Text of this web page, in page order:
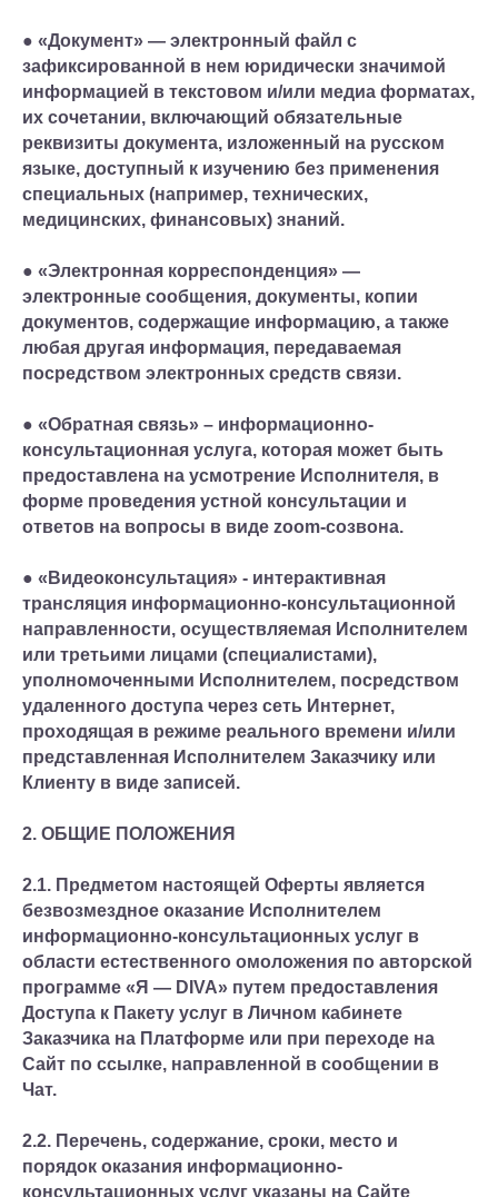
● «Документ» — электронный файл с
зафиксированной в нем юридически значимой
информацией в текстовом и/или медиа форматах,
их сочетании, включающий обязательные
реквизиты документа, изложенный на русском
языке, доступный к изучению без применения
специальных (например, технических,
медицинских, финансовых) знаний.
● «Электронная корреспонденция» —
электронные сообщения, документы, копии
документов, содержащие информацию, а также
любая другая информация, передаваемая
посредством электронных средств связи.
● «Обратная связь» – информационно-
консультационная услуга, которая может быть
предоставлена на усмотрение Исполнителя, в
форме проведения устной консультации и
ответов на вопросы в виде zoom-созвона.
● «Видеоконсультация» - интерактивная
трансляция информационно-консультационной
направленности, осуществляемая Исполнителем
или третьими лицами (специалистами),
уполномоченными Исполнителем, посредством
удаленного доступа через сеть Интернет,
проходящая в режиме реального времени и/или
представленная Исполнителем Заказчику или
Клиенту в виде записей.
2. ОБЩИЕ ПОЛОЖЕНИЯ
2.1. Предметом настоящей Оферты является
безвозмездное оказание Исполнителем
информационно-консультационных услуг в
области естественного омоложения по авторской
программе «Я — DIVA» путем предоставления
Доступа к Пакету услуг в Личном кабинете
Заказчика на Платформе или при переходе на
Сайт по ссылке, направленной в сообщении в
Чат.
2.2. Перечень, содержание, сроки, место и
порядок оказания информационно-
консультационных услуг указаны на Сайте